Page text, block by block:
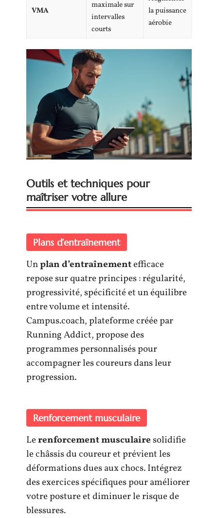
VMA
maximale sur
intervalles
courts
la puissance
aérobie
Outils et techniques pour
maîtriser votre allure
Plans d’entraînement
Unplan d’entraînementefficace
repose sur quatre principes : régularité,
progressivité, spécificité et un équilibre
entre volume et intensité.
Campus.coach, plateforme créée par
Running Addict, propose des
programmes personnalisés pour
accompagner les coureurs dans leur
progression.
Renforcement musculaire
Lerenforcement musculairesolidifie
le châssis du coureur et prévient les
déformations dues aux chocs. Intégrez
des exercices spécifiques pour améliorer
votre posture et diminuer le risque de
blessures.